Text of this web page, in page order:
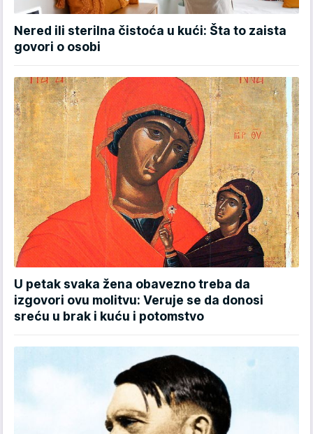
Nered ili sterilna čistoća u kući: Šta to zaista
govori o osobi
U petak svaka žena obavezno treba da
izgovori ovu molitvu: Veruje se da donosi
sreću u brak i kuću i potomstvo